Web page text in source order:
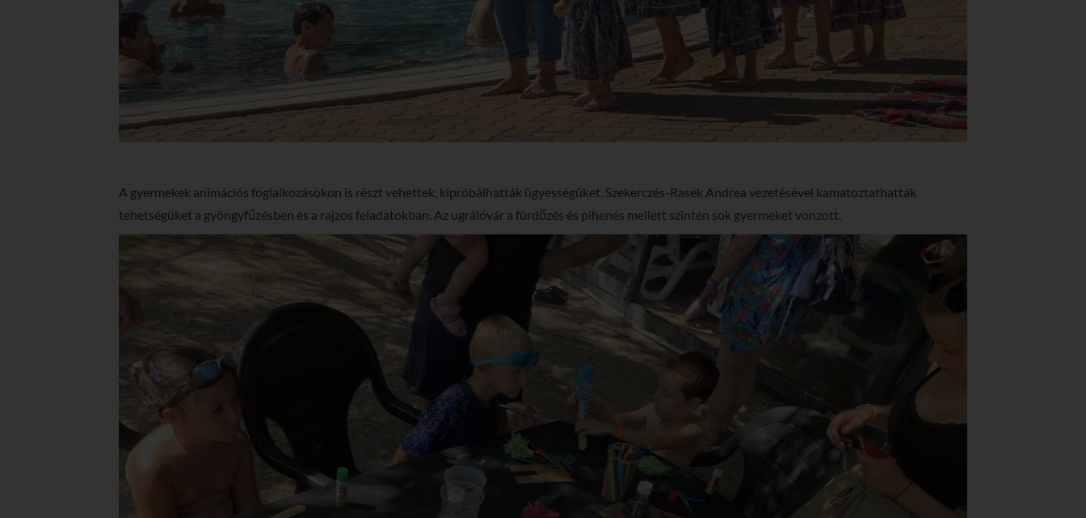
A gyermekek animációs foglalkozásokon is részt vehettek, kipróbálhatták ügyességüket. Szekerczés-Rasek Andrea vezetésével kamatoztathatták
tehetségüket a gyöngyfűzésben és a rajzos feladatokban. Az ugrálóvár a fürdőzés és pihenés mellett szintén sok gyermeket vonzott.